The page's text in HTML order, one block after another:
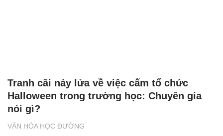
VĂN HÓA HỌC ĐƯỜNG
Tranh cãi nảy lửa về việc cấm tổ chức
Halloween trong trường học: Chuyên gia
nói gì?